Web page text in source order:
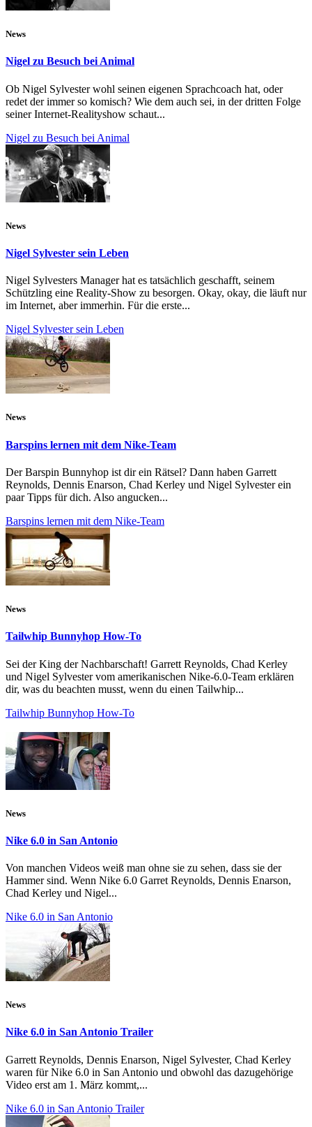
News
Nigel zu Besuch bei Animal
Ob Nigel Sylvester wohl seinen eigenen Sprachcoach hat, oder
redet der immer so komisch? Wie dem auch sei, in der dritten Folge
seiner Internet-Realityshow schaut...
Nigel zu Besuch bei Animal
News
Nigel Sylvester sein Leben
Nigel Sylvesters Manager hat es tatsächlich geschafft, seinem
Schützling eine Reality-Show zu besorgen. Okay, okay, die läuft nur
im Internet, aber immerhin. Für die erste...
Nigel Sylvester sein Leben
News
Barspins lernen mit dem Nike-Team
Der Barspin Bunnyhop ist dir ein Rätsel? Dann haben Garrett
Reynolds, Dennis Enarson, Chad Kerley und Nigel Sylvester ein
paar Tipps für dich. Also angucken...
Barspins lernen mit dem Nike-Team
News
Tailwhip Bunnyhop How-To
Sei der King der Nachbarschaft! Garrett Reynolds, Chad Kerley
und Nigel Sylvester vom amerikanischen Nike-6.0-Team erklären
dir, was du beachten musst, wenn du einen Tailwhip...
Tailwhip Bunnyhop How-To
News
Nike 6.0 in San Antonio
Von manchen Videos weiß man ohne sie zu sehen, dass sie der
Hammer sind. Wenn Nike 6.0 Garret Reynolds, Dennis Enarson,
Chad Kerley und Nigel...
Nike 6.0 in San Antonio
News
Nike 6.0 in San Antonio Trailer
Garrett Reynolds, Dennis Enarson, Nigel Sylvester, Chad Kerley
waren für Nike 6.0 in San Antonio und obwohl das dazugehörige
Video erst am 1. März kommt,...
Nike 6.0 in San Antonio Trailer